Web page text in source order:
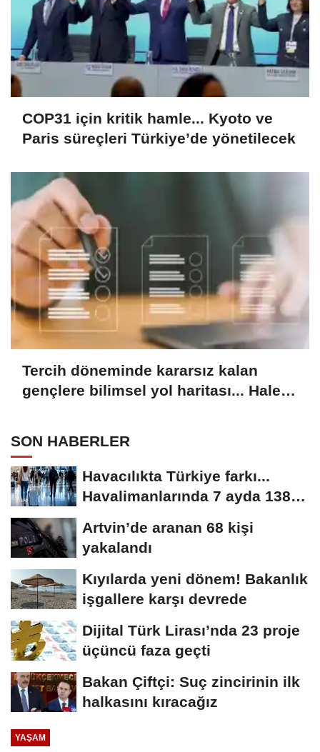
COP31 için kritik hamle... Kyoto ve
Paris süreçleri Türkiye’de yönetilecek
Tercih döneminde kararsız kalan
gençlere bilimsel yol haritası... Halen
SON HABERLER
Havacılıkta Türkiye farkı...
Havalimanlarında 7 ayda 138,7
Artvin’de aranan 68 kişi
yakalandı
Kıyılarda yeni dönem! Bakanlık
işgallere karşı devrede
Dijital Türk Lirası’nda 23 proje
üçüncü faza geçti
Bakan Çiftçi: Suç zincirinin ilk
halkasını kıracağız
YAŞAM